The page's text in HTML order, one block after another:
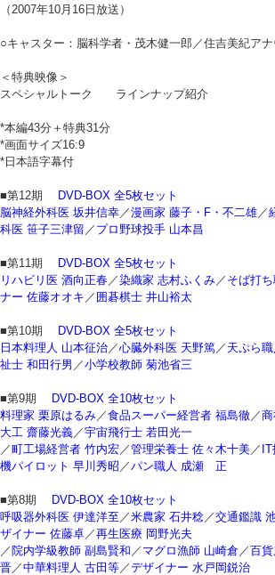
（2007年10月16日放送）
○キャスター：脳科学者・茂木健一郎／住吉美紀ア
＜特典映像＞
スペシャルトーク ラインナップ紹介
*本編43分＋特典31分
*画面サイズ16:9
*日本語字幕付
■第12期
DVD-BOX 全5枚セット
脳神経外科医 坂井信幸 ／漫画家 藤子・F・不二雄 ／
科医 笹子三津留 ／ プロ野球投手 山本昌
■第11期
DVD-BOX 全5枚セット
リハビリ医 酒向正春 ／染織家 志村ふくみ ／ そば打
ナー 佐藤オオキ ／ 囲碁棋士 井山裕太
■第10期
DVD-BOX 全5枚セット
日本料理人 山本征治 ／心臓外科医 天野篤 ／ 天ぷら
祉士 和田行男 ／小学校教師 菊池省三
■第9期
DVD-BOX 全10枚セット
料理家 栗原はるみ ／食品スーパー経営者 福島徹 ／
大工 齋藤光義 ／宇宙飛行士 若田光一
／町工場経営者 竹内宏 ／管理栄養士 佐々木十美 ／ IT
機パイロット 早川秀昭 ／パン職人 成瀬 正
■第8期
DVD-BOX 全10枚セット
呼吸器外科医 伊達洋至 ／米農家 石井稔 ／交通鑑識
ザイナー 佐藤卓 ／再生医療 岡野光夫
／院内学級教師 副島賢和 ／ マグロ漁師 山崎倉 ／百
晋 ／中華料理人 古田等 ／デザイナー 水戸岡鋭治